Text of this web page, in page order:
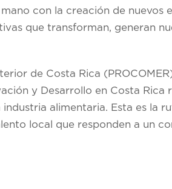
con la creación de nuevos
que transforman, generan
de Costa Rica
y Desarrollo en Costa Rica
alimentaria. Esta es la
local que responden a un